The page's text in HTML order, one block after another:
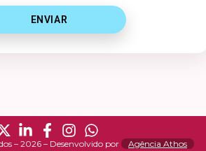
ENVIAR
– 2026 – Desenvolvido por Agência Athos